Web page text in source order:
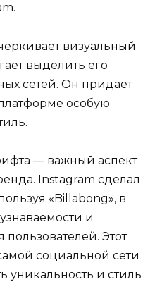
визуальный
выделить его
сетей. Он придает
особую
— важный аспект
Instagram сделал
«Billabong», в
и
Этот
социальной сети
уникальность и стиль